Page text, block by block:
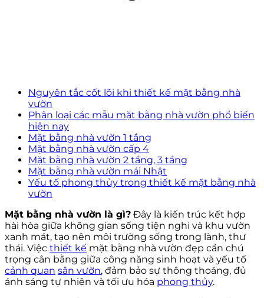
Nguyên tắc cốt lõi khi thiết kế mặt bằng nhà
vườn
Phân loại các mẫu mặt bằng nhà vườn phổ biến
hiện nay
Mặt bằng nhà vườn 1 tầng
Mặt bằng nhà vườn cấp 4
Mặt bằng nhà vườn 2 tầng, 3 tầng
Mặt bằng nhà vườn mái Nhật
Yếu tố phong thủy trong thiết kế mặt bằng nhà
vườn
Mặt bằng nhà vườn là gì? Đây là kiến trúc kết hợp
hài hòa giữa không gian sống tiện nghi và khu vườn
xanh mát, tạo nên môi trường sống trong lành, thư
thái. Việc thiết kế mặt bằng nhà vườn đẹp cần chú
trọng cân bằng giữa công năng sinh hoạt và yếu tố
cảnh quan sân vườn, đảm bảo sự thông thoáng, đủ
ánh sáng tự nhiên và tối ưu hóa phong thủy.